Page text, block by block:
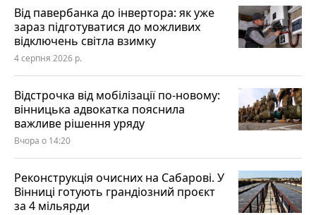
Від павербанка до інвертора: як уже
зараз підготуватися до можливих
відключень світла взимку
4 серпня 2026 р.
Відстрочка від мобілізації по-новому:
вінницька адвокатка пояснила
важливе рішення уряду
Вчора о 14:20
Реконструкція очисних на Сабарові. У
Вінниці готують грандіозний проєкт
за 4 мільярди